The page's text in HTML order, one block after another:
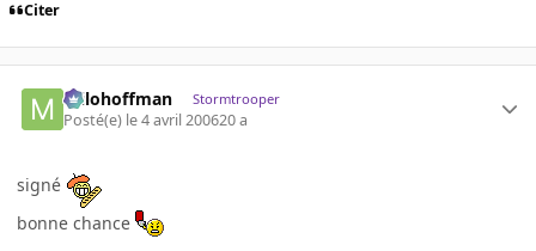
Citer
milohoffman Stormtrooper
Posté(e) le 4 avril 200620 a
signé
bonne chance